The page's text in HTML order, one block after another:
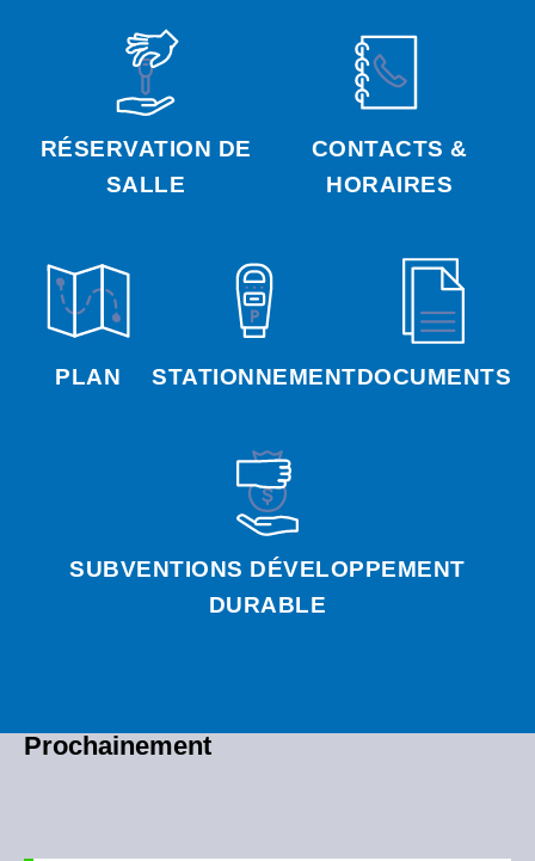
RÉSERVATION DE
SALLE
CONTACTS &
HORAIRES
PLAN STATIONNEMENTDOCUMENTS
SUBVENTIONS DÉVELOPPEMENT
DURABLE
Prochainement